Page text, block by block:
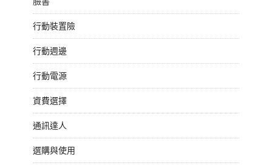
行動裝置險
行動週邊
行動電源
資費選擇
通訊達人
選購與使用